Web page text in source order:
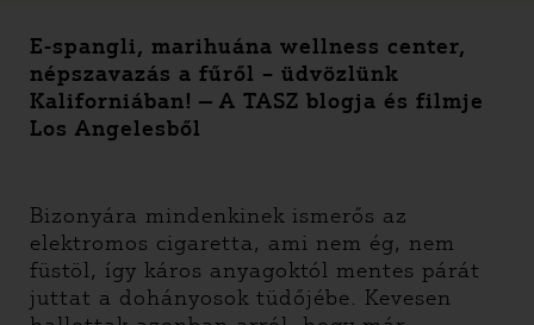
E-spangli, marihuána wellness center,
népszavazás a fűről – üdvözlünk
Kaliforniában! — A TASZ blogja és filmje
Los Angelesből
Bizonyára mindenkinek ismerős az
elektromos cigaretta, ami nem ég, nem
füstöl, így káros anyagoktól mentes párát
juttat a dohányosok tüdőjébe. Kevesen